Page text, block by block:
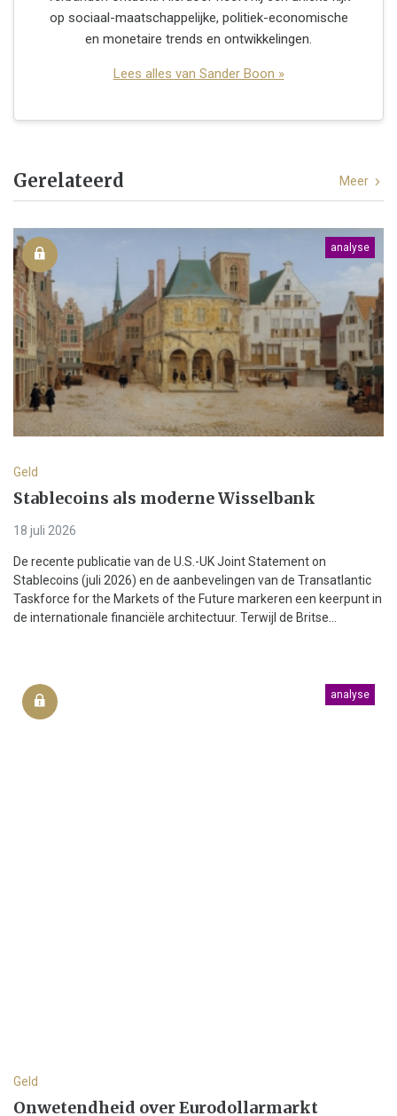
op sociaal-maatschappelijke, politiek-economische
en monetaire trends en ontwikkelingen.
Lees alles van Sander Boon »
Gerelateerd Meer
analyse
Geld
Stablecoins als moderne Wisselbank
18 juli 2026
De recente publicatie van de U.S.-UK Joint Statement on
Stablecoins (juli 2026) en de aanbevelingen van de Transatlantic
Taskforce for the Markets of the Future markeren een keerpunt in
de internationale financiële architectuur. Terwijl de Britse...
analyse
Geld
Onwetendheid over Eurodollarmarkt